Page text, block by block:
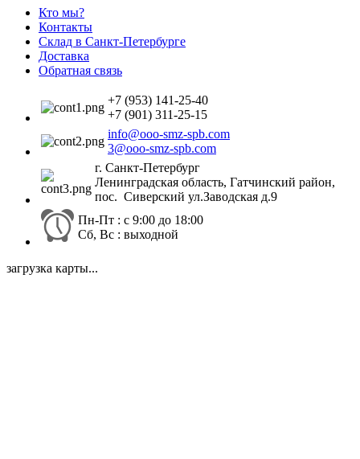
Кто мы?
Контакты
Склад в Санкт-Петербурге
Доставка
Обратная связь
+7 (953) 141-25-40
+7 (901) 311-25-15
info@ooo-smz-spb.com
3@ooo-smz-spb.com
г. Санкт-Петербург
Ленинградская область, Гатчинский район,
пос. Сиверский ул.Заводская д.9
Пн-Пт : с 9:00 до 18:00
Сб, Вс : выходной
загрузка карты...